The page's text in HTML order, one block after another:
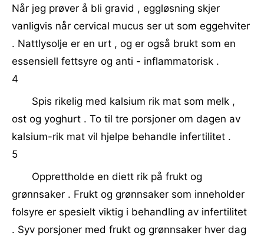
Når jeg prøver å bli gravid , eggløsning skjer
vanligvis når cervical mucus ser ut som eggehviter
. Nattlysolje er en urt , og er også brukt som en
essensiell fettsyre og anti - inflammatorisk .
4
Spis rikelig med kalsium rik mat som melk ,
ost og yoghurt . To til tre porsjoner om dagen av
kalsium-rik mat vil hjelpe behandle infertilitet .
5
Opprettholde en diett rik på frukt og
grønnsaker . Frukt og grønnsaker som inneholder
folsyre er spesielt viktig i behandling av infertilitet
. Syv porsjoner med frukt og grønnsaker hver dag